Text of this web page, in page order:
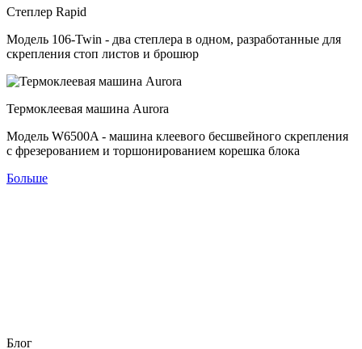
Степлер Rapid
Модель 106-Twin - два степлера в одном, разработанные для
скрепления стоп листов и брошюр
Термоклеевая машина Aurora
Модель W6500A - машина клеевого бесшвейного скрепления
с фрезерованием и торшонированием корешка блока
Больше
Блог